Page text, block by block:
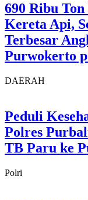
690 Ribu
Kereta Api,
Terbesar
Purwokerto
DAERAH
Peduli
Polres
TB Paru ke
Polri